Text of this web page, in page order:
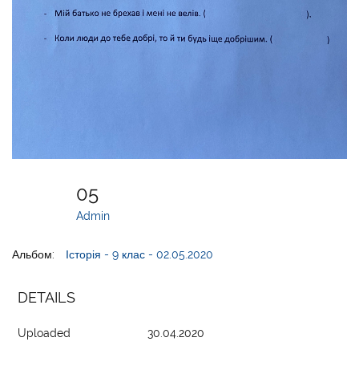
05
Admin
Альбом: Історія - 9 клас - 02.05.2020
DETAILS
Uploaded 30.04.2020